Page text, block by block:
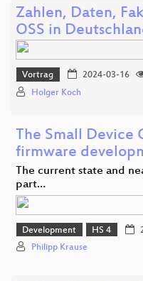
Zahlen, Daten,
OSS in
Vortrag 2024-03-16
Holger Koch
The Small Device
firmware
The current state and
part…
Development HS 4
Philipp Krause